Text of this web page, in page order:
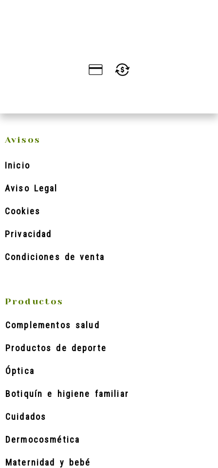
Avisos
Inicio
Aviso Legal
Cookies
Privacidad
Condiciones de venta
Productos
Complementos salud
Productos de deporte
Óptica
Botiquín e higiene familiar
Cuidados
Dermocosmética
Maternidad y bebé